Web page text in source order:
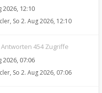
2026, 12:10
, So 2. Aug 2026, 12:10
Antworten 454 Zugriffe
2026, 07:06
, So 2. Aug 2026, 07:06